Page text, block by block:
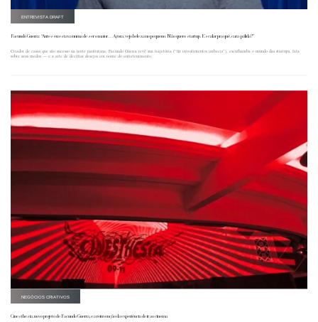
ENTREVISTA DRAFT
Facundo Guerra: “Antes eu estava numa de ser o maior… Agora, vejo beleza no pequeno. Não quero startup. Escalar pra quê, cara-pálida?”
Criador de casas que são sucesso na noite paulistana, Facundo Guerra revê sua trajetória (“fiz investimentos imbecis”), esculhamba o mundo das startups, fala
sobre seus medos — e a arte de decifrar desejos em nome do entretenimento.
NEGÓCIOS CRIATIVOS
Cinesthesia, novo projeto de Facundo Guerra, e a reinvenção da experiência de ir ao cinema